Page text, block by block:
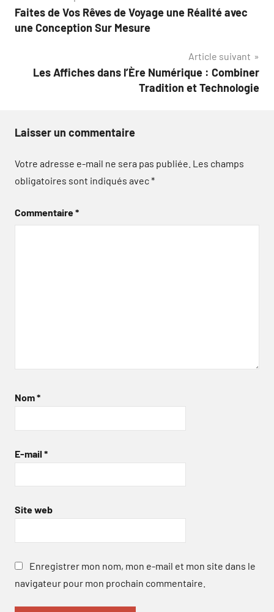
de
Faites de Vos Rêves de Voyage une Réalité avec
une Conception Sur Mesure
Article suivant
Les Affiches dans l’Ère Numérique : Combiner
Tradition et Technologie
Laisser un commentaire
Votre adresse e-mail ne sera pas publiée. Les champs
obligatoires sont indiqués avec*
Commentaire*
Nom*
E-mail *
Site web
Enregistrer mon nom, mon e-mail et mon site dans le
navigateur pour mon prochain commentaire.